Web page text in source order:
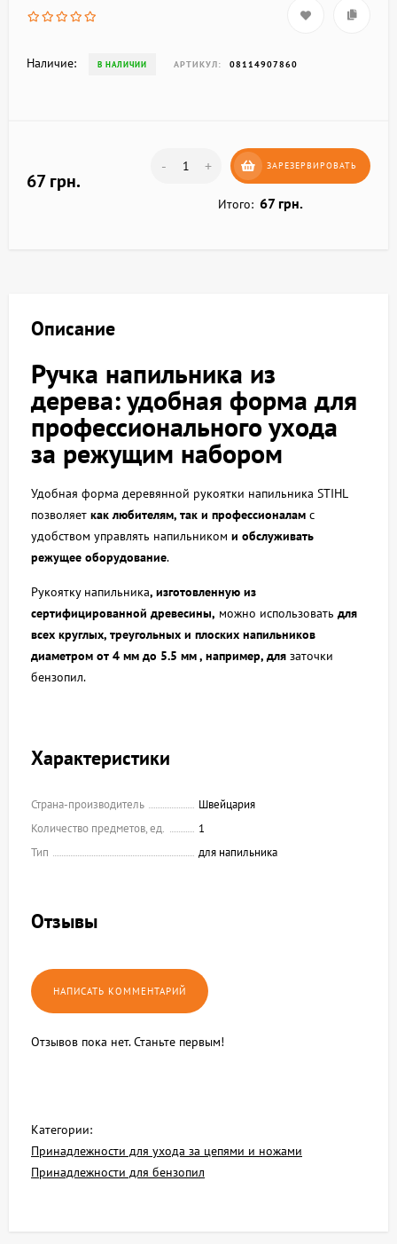
Наличие: В НАЛИЧИИ АРТИКУЛ: 08114907860
67 грн.
- + ЗАРЕЗЕРВИРОВАТЬ
Итого: 67 грн.
Описание
Ручка напильника из
дерева: удобная форма для
профессионального ухода
за режущим набором
Удобная форма деревянной рукоятки напильника STIHL
позволяет как любителям, так и профессионалам с
удобством управлять напильником и обслуживать
режущее оборудование.
Рукоятку напильника, изготовленную из
сертифицированной древесины, можно использовать для
всех круглых, треугольных и плоских напильников
диаметром от 4 мм до 5.5 мм , например, для заточки
бензопил.
Характеристики
Страна-производитель
Швейцария
Количество предметов, ед.
1
Тип
для напильника
Отзывы
Отзывов пока нет. Станьте первым!
Категории:
Принадлежности для ухода за цепями и ножами
Принадлежности для бензопил